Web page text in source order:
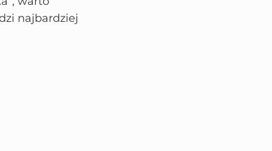
najbardziej